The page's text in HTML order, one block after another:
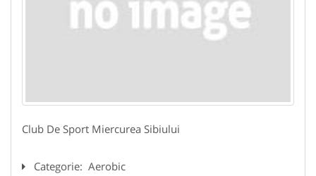
Club De Sport Miercurea Sibiului
Categorie: Aerobic